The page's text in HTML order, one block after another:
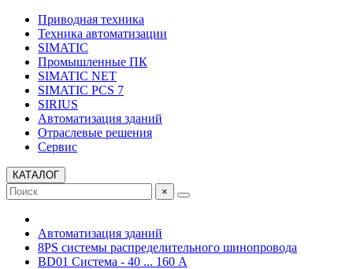
Приводная техника
Техника автоматизации
SIMATIC
Промышленные ПК
SIMATIC NET
SIMATIC PCS 7
SIRIUS
Автоматизация зданий
Отраслевые решения
Сервис
КАТАЛОГ
×
Автоматизация зданий
8PS системы распределительного шинопровода
BD01 Система - 40 ... 160 A